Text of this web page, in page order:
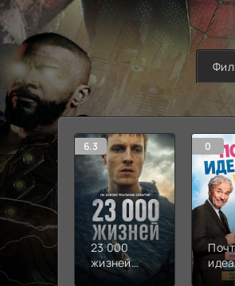
6.3
23 000
жизней
(2026)
0